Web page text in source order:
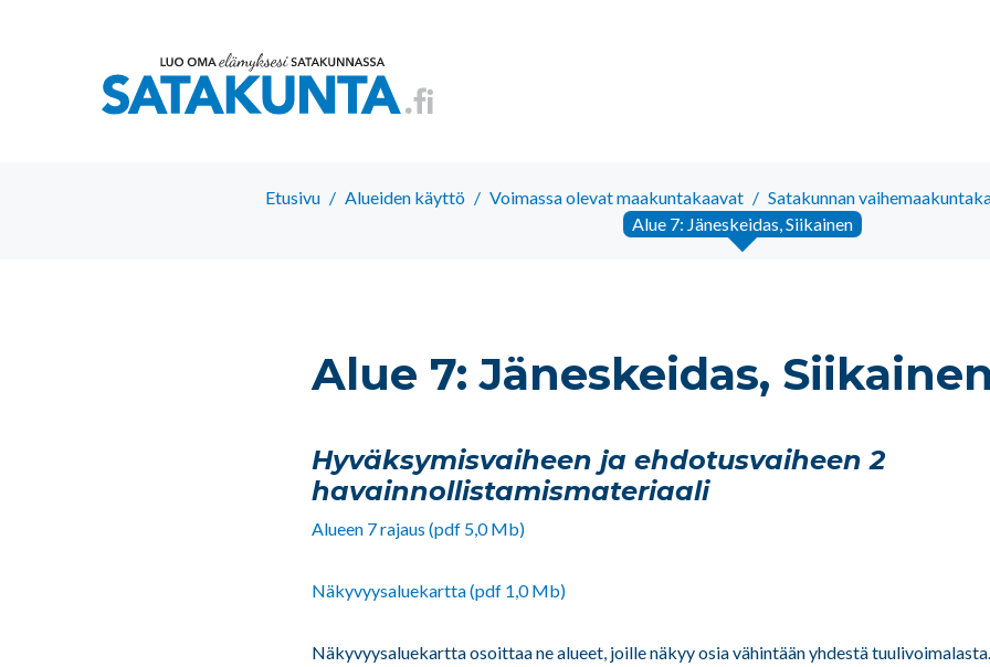
Etusivu / Alueiden käyttö / Voimassa olevat maakuntakaavat / Satakunnan
Alue 7: Jäneskeidas, Siikainen
Alue 7: Jäneskeidas, Siikainen
Hyväksymisvaiheen ja ehdotusvaiheen 2
havainnollistamismateriaali
Alueen 7 rajaus (pdf 5,0 Mb)
Näkyvyysaluekartta (pdf 1,0 Mb)
Näkyvyysaluekartta osoittaa ne alueet, joille näkyy osia vähintään yhdestä